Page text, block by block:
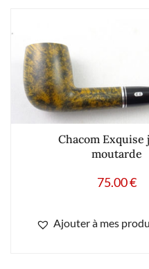
Chacom Exquise
moutarde
75.00€
Ajouter à mes